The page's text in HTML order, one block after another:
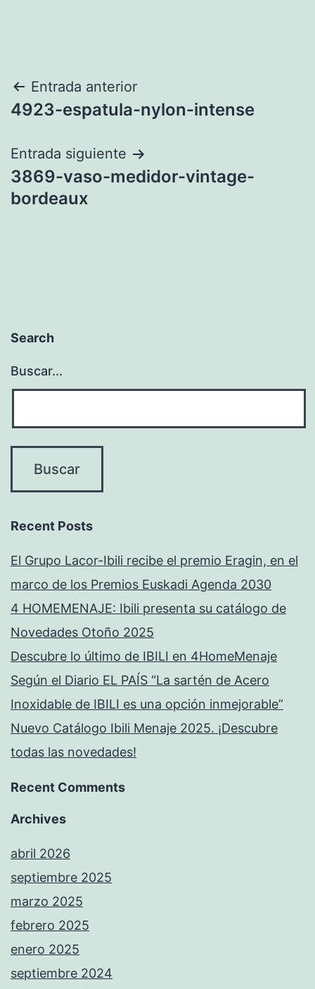
Navegación
de
entradas
Entrada anterior
4923-espatula-nylon-intense
Entrada siguiente
3869-vaso-medidor-vintage-
bordeaux
Search
Buscar...
Recent Posts
El Grupo Lacor-Ibili recibe el premio Eragin, en el
marco de los Premios Euskadi Agenda 2030
4 HOMEMENAJE: Ibili presenta su catálogo de
Novedades Otoño 2025
Descubre lo último de IBILI en 4HomeMenaje
Según el Diario EL PAÍS “La sartén de Acero
Inoxidable de IBILI es una opción inmejorable”
Nuevo Catálogo Ibili Menaje 2025. ¡Descubre
todas las novedades!
Recent Comments
Archives
abril 2026
septiembre 2025
marzo 2025
febrero 2025
enero 2025
septiembre 2024